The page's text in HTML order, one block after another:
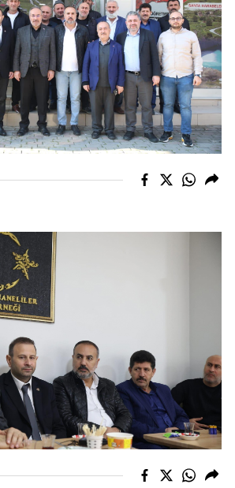
Batman
Şırnak
Bartın
Ardahan
Iğdır
Kilis